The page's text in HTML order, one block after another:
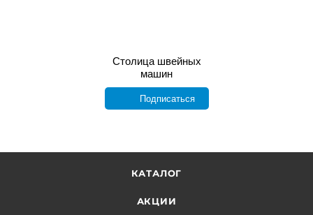
Столица швейных
машин
Подписаться
КАТАЛОГ
АКЦИИ